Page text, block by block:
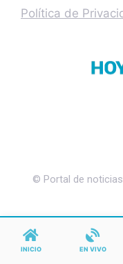
Política de
© Portal de
INICIO EN VIVO